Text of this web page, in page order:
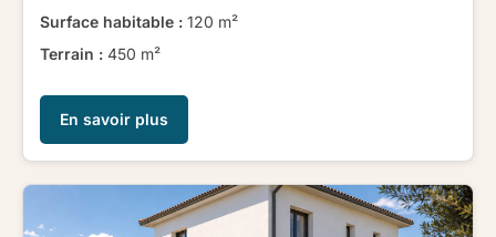
Surface habitable : 120 m²
Terrain : 450 m²
En savoir plus